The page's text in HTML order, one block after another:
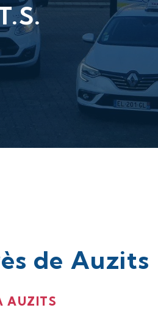
de Auzits
AUZITS